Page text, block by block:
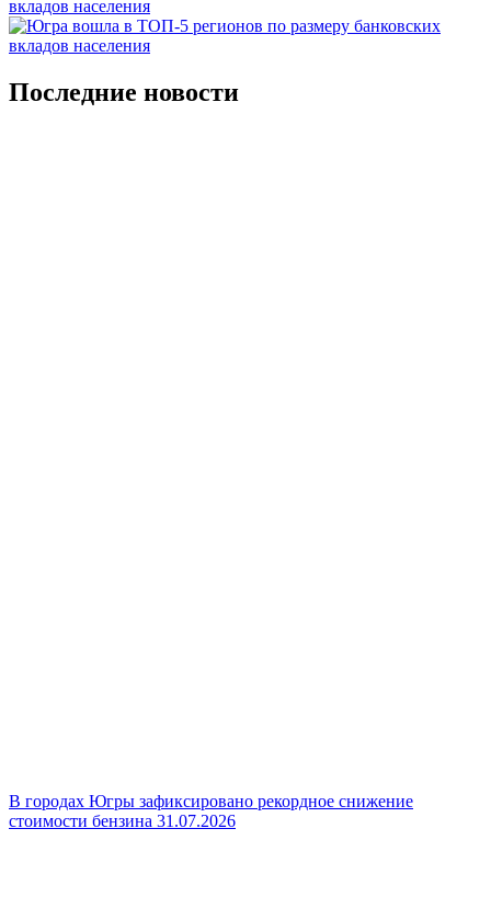
Последние новости
В городах Югры зафиксировано рекордное снижение
стоимости бензина 31.07.2026